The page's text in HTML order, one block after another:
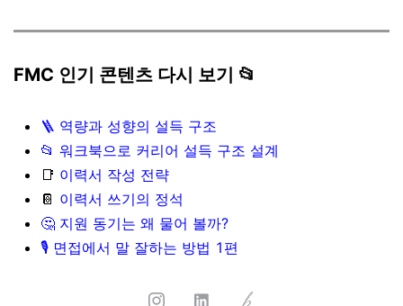
FMC 인기 콘텐츠 다시 보기 📂
🪜 역량과 성향의 설득 구조
📂 워크북으로 커리어 설득 구조 설계
📑 이력서 작성 전략
📔 이력서 쓰기의 정석
🤔 지원 동기는 왜 물어 볼까?
🎙️ 면접에서 말 잘하는 방법 1편